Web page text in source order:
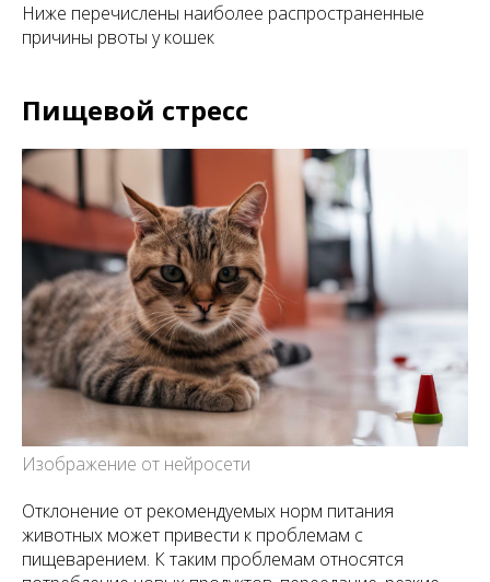
Ниже перечислены наиболее распространенные
причины рвоты у кошек
Пищевой стресс
Изображение от нейросети
Отклонение от рекомендуемых норм питания
животных может привести к проблемам с
пищеварением. К таким проблемам относятся